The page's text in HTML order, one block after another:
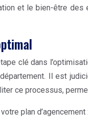
et le bien-être
clé dans
Il est
ce processus,
plan d’agencement :